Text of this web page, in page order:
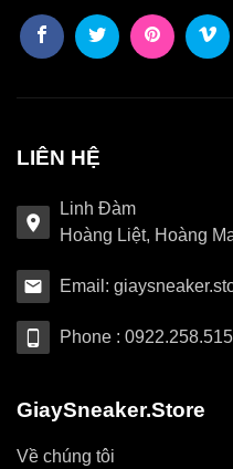
LIÊN HỆ
Linh Đàm
Hoàng Liệt, Hoàng
Email:
Phone : 0922.258.515
GiaySneaker.Store
Về chúng tôi